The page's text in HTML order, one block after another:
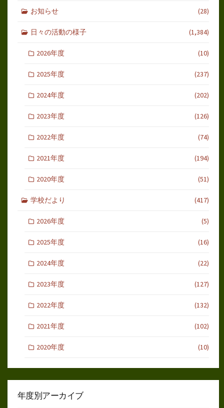
お知らせ (28)
日々の活動の様子 (1,384)
2026年度 (10)
2025年度 (237)
2024年度 (202)
2023年度 (126)
2022年度 (74)
2021年度 (194)
2020年度 (51)
学校だより (417)
2026年度 (5)
2025年度 (16)
2024年度 (22)
2023年度 (127)
2022年度 (132)
2021年度 (102)
2020年度 (10)
年度別アーカイブ